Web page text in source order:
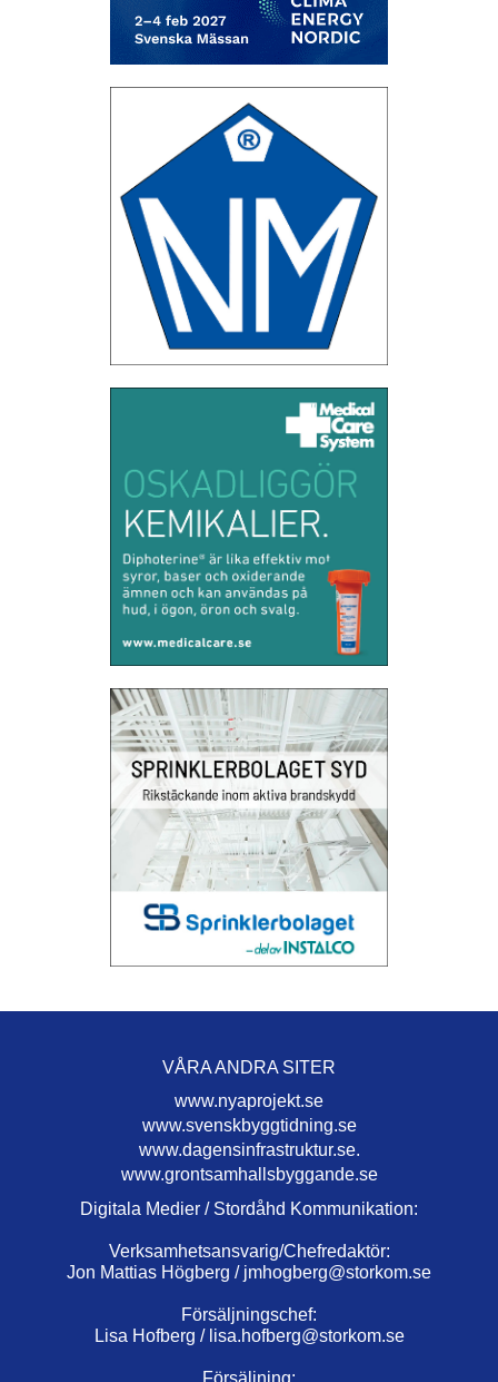
VÅRA ANDRA SITER
www.nyaprojekt.se
www.svenskbyggtidning.se
www.dagensinfrastruktur.se.
www.grontsamhallsbyggande.se
Digitala Medier / Stordåhd Kommunikation:
Verksamhetsansvarig/Chefredaktör:
Jon Mattias Högberg / jmhogberg@storkom.se
Försäljningschef:
Lisa Hofberg / lisa.hofberg@storkom.se
Försäljning: